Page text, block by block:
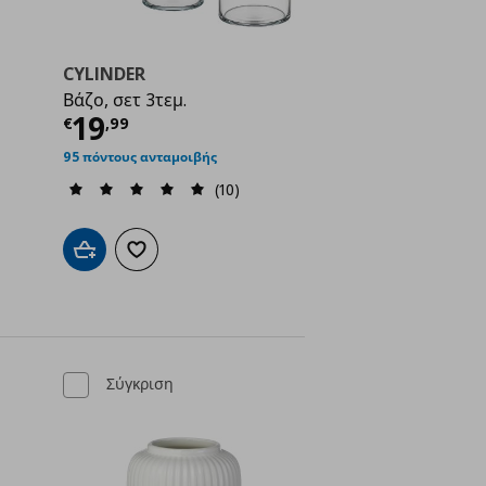
€ 2,99
CYLINDER
Βάζο, σετ 3τεμ.
€19,99
Τρέχουσα τιμή
95 πόντους ανταμοιβής
(10)
Προσθήκη στο καλάθι
Προσθήκη στα αγαπημένα
Σύγκριση